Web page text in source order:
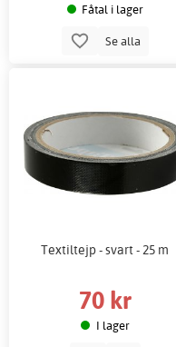
Fåtal i lager
Se alla
Textiltejp - svart - 25 m
70 kr
I lager